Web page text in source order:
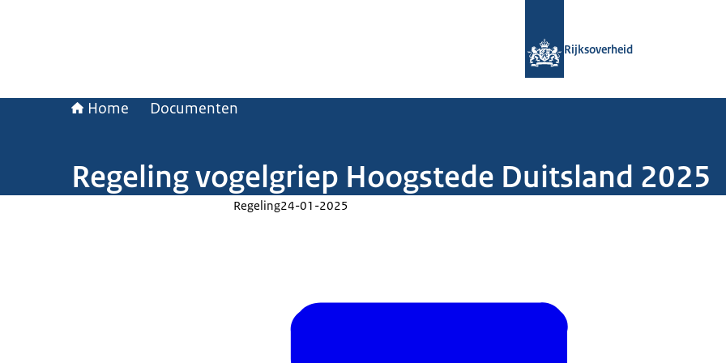
Rijksoverheid
Home Documenten
Regeling vogelgriep Hoogstede Duitsland 2025
Regeling24-01-2025